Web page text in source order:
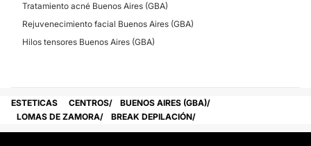
Tratamiento acné Buenos Aires (GBA)
Rejuvenecimiento facial Buenos Aires (GBA)
Hilos tensores Buenos Aires (GBA)
ESTETICAS CENTROS
BUENOS AIRES (GBA)
LOMAS DE ZAMORA
BREAK DEPILACIÓN